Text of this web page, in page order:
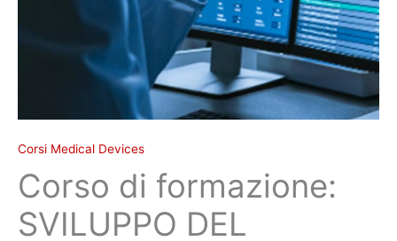
Corsi Medical Devices
Corso di formazione:
SVILUPPO DEL
REGOLAMENTO